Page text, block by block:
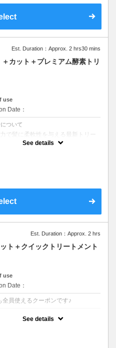
Est. Duration：Approx. 2 hrs30 mins
＋カット＋プレミアム酵素トリ
use
Date：
ついて
で髪に柔軟性を与える最新トリー
●ＳＢ込●長さ料金あり《こちらのク
See details
Est. Duration：Approx. 2 hrs
ト＋クイックトリートメント
use
Date：
全員使えるクーポンです♪
See details